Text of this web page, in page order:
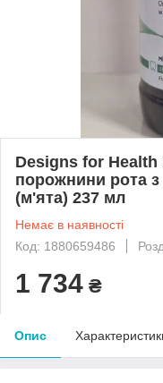
Designs for Health
порожнини рота з
(м'ята) 237 мл
Немає в наявності
Код: 1880659486
1 734 ₴
Опис